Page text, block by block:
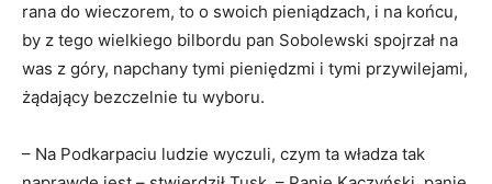
rana do wieczorem, to o swoich pieniądzach, i na końcu,
by z tego wielkiego bilbordu pan Sobolewski spojrzał na
was z góry, napchany tymi pieniędzmi i tymi przywilejami,
żądający bezczelnie tu wyboru.
– Na Podkarpaciu ludzie wyczuli, czym ta władza tak